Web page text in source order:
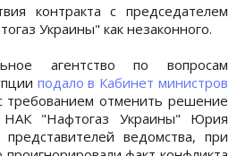
контракта с председателем
Украины" как незаконного.
агентство по вопросам
подало в Кабинет министров
требованием отменить решение
НАК "Нафтогаз Украины" Юрия
ведомства, при